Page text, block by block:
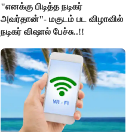
"எனக்கு பிடித்த நடிகர்
அவர்தான்"- மகுடம் பட விழாவில்
நடிகர் விஷால் பேச்சு..!!